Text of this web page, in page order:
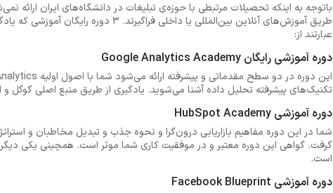
باتوجه به اینکه تحصیلات مرتبطی با حوزه‌ی تبلیغات در دانشگاه‌های ایران
طریق آموزش‌های آنلاین بین‌المللی یا
عبارتند از:
دوره آموزشی رایگان Google Analytics Academy
تکنیک‌های پیشرفته تحلیل داده آشنا می‌شوید. یادگیری از طریق منبع اصلی گوگل و
دوره آموزشی HubSpot Academy
شما در این دوره مفاهیم بازاریابی درون‌گرا و نحوه جذب و تبدیل مخاطبان و
گرفت. گواهی این دوره معتبر و در موفقیت کاری شما موثر است. همچینی یکی دیگر
است.
دوره آموزشی Facebook Blueprint